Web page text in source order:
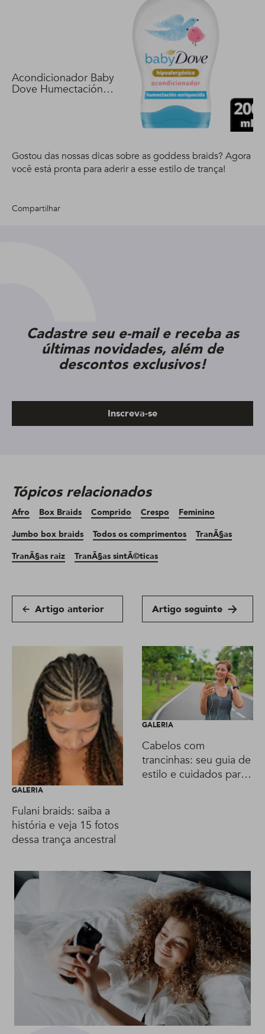
Acondicionador Baby
Dove Humectación
Gostou das nossas dicas sobre as goddess braids? Agora
você está pronta para aderir a esse estilo de trança!
Compartilhar
Cadastre seu e-mail e receba as
últimas novidades, além de
descontos exclusivos!
Inscreva-se
Tópicos relacionados
Afro Box Braids Comprido Crespo
Feminino
Jumbo box braids
Todos os comprimentos
TranÃ§as
TranÃ§as raiz
TranÃ§as sintÃ©ticas
Artigo anterior Artigo seguinte
GALERIA
Fulani braids: saiba a
história e veja 15 fotos
dessa trança ancestral
GALERIA
Cabelos com
trancinhas: seu guia de
estilo e cuidados para